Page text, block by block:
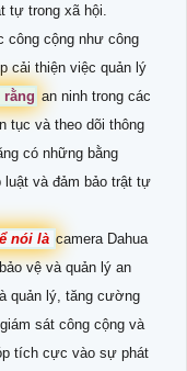
tự trong xã hội.
công cộng như công
cải thiện việc quản lý
rằng an ninh trong các
tục và theo dõi thông
có những bằng
và đảm bảo trật tự
nói là camera Dahua
vệ và quản lý an
quản lý, tăng cường
sát công cộng và
tích cực vào sự phát